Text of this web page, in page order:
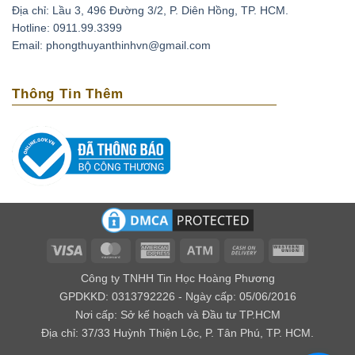
Thạch anh tím có thể xoa dịu những cơn đau đầu do
căng thẳng, stress bằng cách đặt chúng lên trán. Ngoài
ra loại đá này còn có tác dụng phục hồi tuần hoàn máu,
mạch máu não.
từ tiếng Hy lạp là amethytos, nó có nghĩa là không say.
Vì vậy người xưa thường dùng loại đá quý này để giải
độc rượu và các loại chất độc khác. Nếu bạn bỏ viên đá
này trong nguồn nước uống, điều kỳ diệu sẽ xảy ra đó
là chúng mang lại năng lượng tốt cho nguồn nước.
Về mặt tâm linh
Theo kinh Vê Đa của Ấn Độ, người ta cho rằng thạch
anh tím có khả năng giúp kiểm soát được cảm xúc, xoa
dịu âu lo, làm cho con người có ý nghĩa tốt lành.
Đối với các nhà trường sinh học thì lại cho rằng đây là
Địa chỉ: Lầu 3, 496 Đường 3/2, P. Diên Hồng, TP. HCM.
Hotline: 0911.99.3399
Email: phongthuyanthinhvn@gmail.com
Thông Tin Thêm
Visa MasterCardAmerican
Atm
Cash
Delivery
Western
Công ty TNHH Tin Học Hoàng Phương
GPDKKD: 0313792226 - Ngày cấp: 05/06/2016
Nơi cấp: Sở kế hoạch và Đầu tư TP.HCM
Địa chỉ: 37/33 Huỳnh Thiện Lộc, P. Tân Phú, TP. HCM.